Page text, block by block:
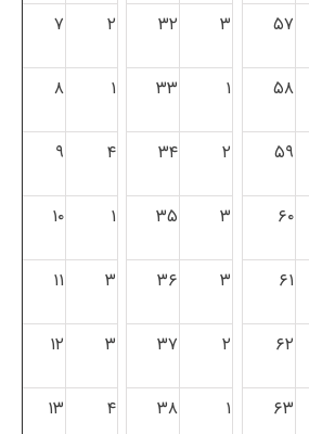
۵۷ ۳ ۳۲ ۲ ۷
۵۸ ۱ ۳۳ ۱ ۸
۵۹ ۲ ۳۴ ۴ ۹
۶۰ ۳ ۳۵ ۱ ۱۰
۶۱ ۳ ۳۶ ۳ ۱۱
۶۲ ۲ ۳۷ ۳ ۱۲
۶۳ ۱ ۳۸ ۴ ۱۳